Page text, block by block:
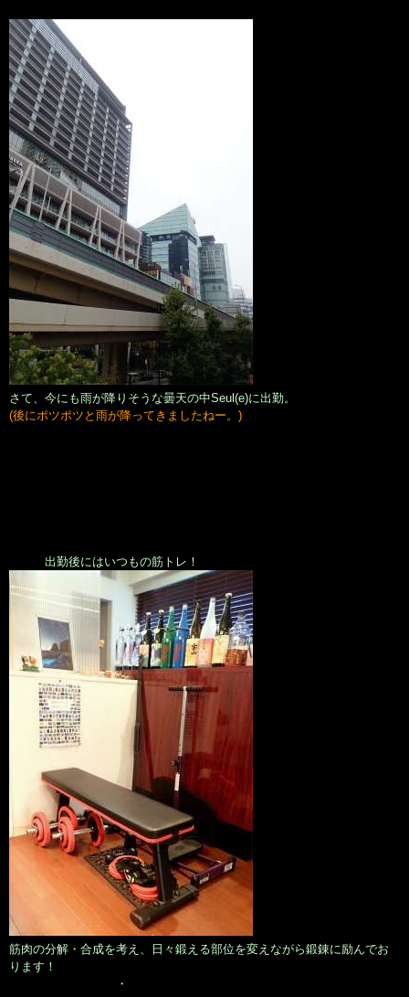
さて、今にも雨が降りそうな曇天の中Seul(e)に出勤。
(後にポツポツと雨が降ってきましたねー。)
出勤後にはいつもの筋トレ！
筋肉の分解・合成を考え、日々鍛える部位を変えながら鍛錬に励んでお
ります！
・